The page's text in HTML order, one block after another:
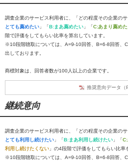
調査企業のサービス利用者に、「どの程度その企業の
とても薦めたい 」「B:まあ薦めたい 」「C:あまり薦め
階で評価をしてもらい比率を算出しています。
※10段階聴取については、A=9-10回答、B=6-8回答、
出しております。
商標対象は、回答者数が100人以上の企業です。
推奨意向データ（
継続意向
調査企業のサービス利用者に、「どの程度その企業の
とても利用し続けたい 」「B:まあ利用し続けたい 」「
利用し続けたくない 」の4段階で評価をしてもらい比率
※10段階聴取については、A=9-10回答、B=6-8回答、